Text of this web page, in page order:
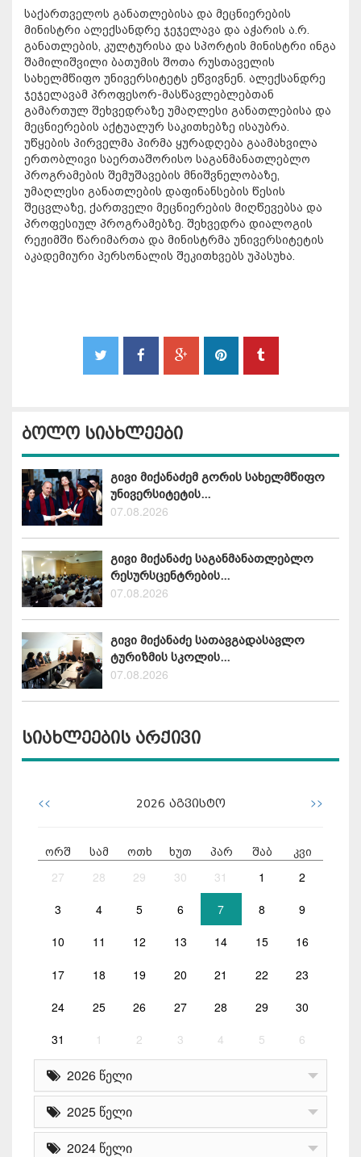
საქართველოს განათლებისა და მეცნიერების
მინისტრი ალექსანდრე ჯეჯელავა და აჭარის ა.რ.
განათლების, კულტურისა და სპორტის მინისტრი ინგა
შამილიშვილი ბათუმის შოთა რუსთაველის
სახელმწიფო უნივერსიტეტს ეწვივნენ. ალექსანდრე
ჯეჯელავამ პროფესორ-მასწავლებლებთან
გამართულ შეხვედრაზე უმაღლესი განათლებისა და
მეცნიერების აქტუალურ საკითხებზე ისაუბრა.
უწყების პირველმა პირმა ყურადღება გაამახვილა
ერთობლივი საერთაშორისო საგანმანათლებლო
პროგრამების შემუშავების მნიშვნელობაზე,
უმაღლესი განათლების დაფინანსების წესის
შეცვლაზე, ქართველი მეცნიერების მიღწევებსა და
პროფესიულ პროგრამებზე. შეხვედრა დიალოგის
რეჟიმში წარიმართა და მინისტრმა უნივერსიტეტის
აკადემიური პერსონალის შეკითხვებს უპასუხა.
ბოლო სიახლეები
გივი მიქანაძემ გორის სახელმწიფო
უნივერსიტეტის...
07.08.2026
გივი მიქანაძე საგანმანათლებლო
რესურსცენტრების...
07.08.2026
გივი მიქანაძე სათავგადასავლო
ტურიზმის სკოლის...
07.08.2026
სიახლეების არქივი
<< 2026 აგვისტო >>
ორშ სამ ოთხ ხუთ პარ შაბ კვი
27 28 29 30 31 1 2
3 4 5 6 7 8 9
10 11 12 13 14 15 16
17 18 19 20 21 22 23
24 25 26 27 28 29 30
31 1 2 3 4 5 6
2026 წელი
2025 წელი
2024 წელი